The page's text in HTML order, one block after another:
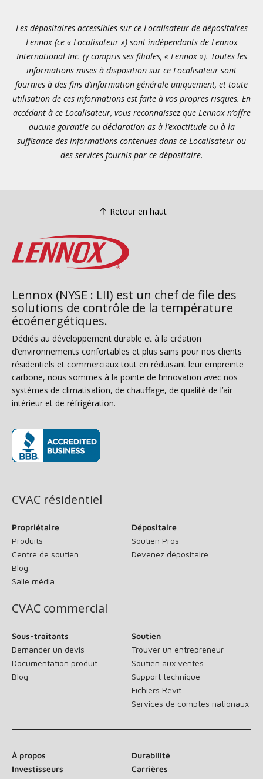
Les dépositaires accessibles sur ce Localisateur de dépositaires
Lennox (ce « Localisateur ») sont indépendants de Lennox
International Inc. (y compris ses filiales, « Lennox »). Toutes les
informations mises à disposition sur ce Localisateur sont
fournies à des fins d’information générale uniquement, et toute
utilisation de ces informations est faite à vos propres risques. En
accédant à ce Localisateur, vous reconnaissez que Lennox n’offre
aucune garantie ou déclaration as à l’exactitude ou à la
suffisance des informations contenues dans ce Localisateur ou
des services fournis par ce dépositaire.
Retour en haut
Lennox (NYSE : LII) est un chef de file des
solutions de contrôle de la température
écoénergétiques.
Dédiés au développement durable et à la création
d’environnements confortables et plus sains pour nos clients
résidentiels et commerciaux tout en réduisant leur empreinte
carbone, nous sommes à la pointe de l’innovation avec nos
systèmes de climatisation, de chauffage, de qualité de l’air
intérieur et de réfrigération.
CVAC résidentiel
Propriétaire
Produits
Centre de soutien
Blog
Salle média
Dépositaire
Soutien Pros
Devenez dépositaire
CVAC commercial
Sous-traitants
Demander un devis
Documentation produit
Blog
Soutien
Trouver un entrepreneur
Soutien aux ventes
Support technique
Fichiers Revit
Services de comptes nationaux
À propos
Durabilité
Investisseurs
Carrières